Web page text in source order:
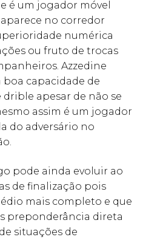
é um jogador móvel
aparece no corredor
numérica
ou fruto de trocas
Azzedine
capacidade de
apesar de não se
assim é um jogador
do adversário no
pode ainda evoluir ao
de finalização pois
mais completo e que
preponderância direta
situações de